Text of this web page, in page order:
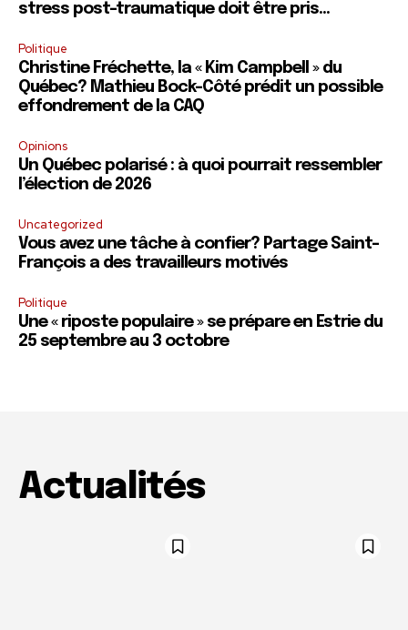
stress post-traumatique doit être pris...
Politique
Christine Fréchette, la « Kim Campbell » du
Québec? Mathieu Bock-Côté prédit un possible
effondrement de la CAQ
Opinions
Un Québec polarisé : à quoi pourrait ressembler
l’élection de 2026
Uncategorized
Vous avez une tâche à confier? Partage Saint-
François a des travailleurs motivés
Politique
Une « riposte populaire » se prépare en Estrie du
25 septembre au 3 octobre
Actualités